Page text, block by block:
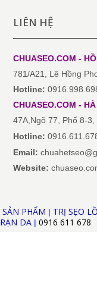
LIÊN HỆ
CHUASEO.COM -
781/A21, Lê Hồng
Hotline:
CHUASEO.COM -
47A,Ngõ 77, Phố 8-3,
Hotline:
Email:
Website:
SẢN PHẨM | TRỊ SẸO
RẠN DA | 0916 611 678